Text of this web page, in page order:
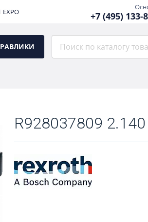
EXPO +7 (495) 133-
R928037809